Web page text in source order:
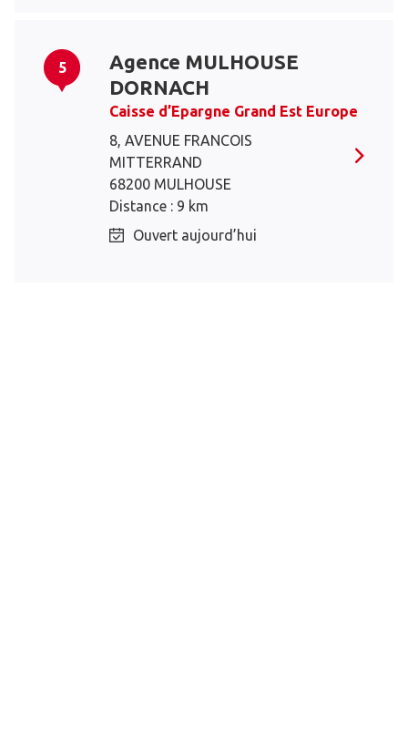
5
Agence MULHOUSE
DORNACH
Caisse d’Epargne Grand Est Europe
8, AVENUE FRANCOIS
MITTERRAND
68200 MULHOUSE
Distance : 9 km
Ouvert aujourd’hui